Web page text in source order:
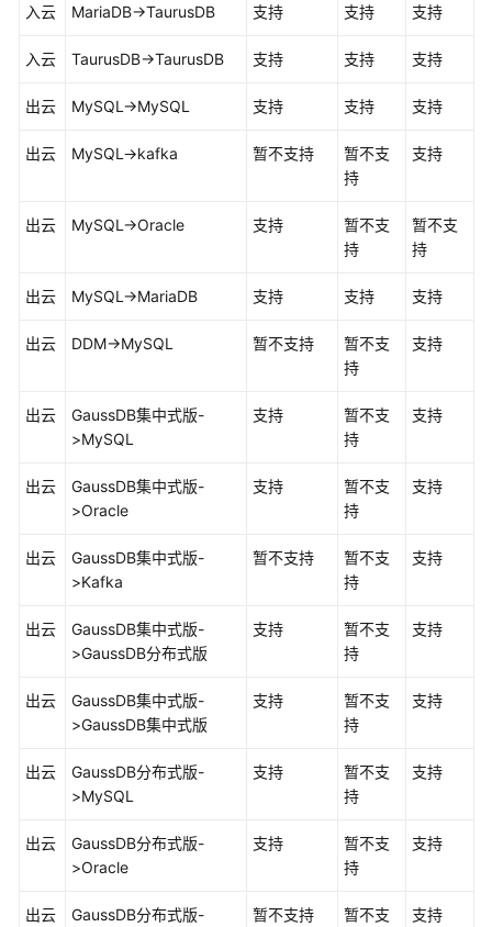
自
到
建
双
步
务
理
建
同
查
同
步
度
看
同
日
志
数
入云 MariaDB->TaurusDB 支持 支持 支持
入云 TaurusDB->TaurusDB 支持 支持 支持
出云 MySQL->MySQL 支持 支持 支持
出云 MySQL->kafka 暂不支持
暂不支
持
支持
出云 MySQL->Oracle 支持
暂不支
持
暂不支
持
出云 MySQL->MariaDB 支持 支持 支持
出云 DDM->MySQL 暂不支持
暂不支
持
支持
出云 GaussDB集中式版-
>MySQL
支持
暂不支
持
支持
出云 GaussDB集中式版-
>Oracle
支持
暂不支
持
支持
出云 GaussDB集中式版-
>Kafka
暂不支持
暂不支
持
支持
出云 GaussDB集中式版-
>GaussDB分布式版
支持
暂不支
持
支持
出云 GaussDB集中式版-
>GaussDB集中式版
支持
暂不支
持
支持
出云 GaussDB分布式版-
>MySQL
支持
暂不支
持
支持
出云 GaussDB分布式版-
>Oracle
支持
暂不支
持
支持
出云 GaussDB分布式版-
暂不支持
暂不支
支持